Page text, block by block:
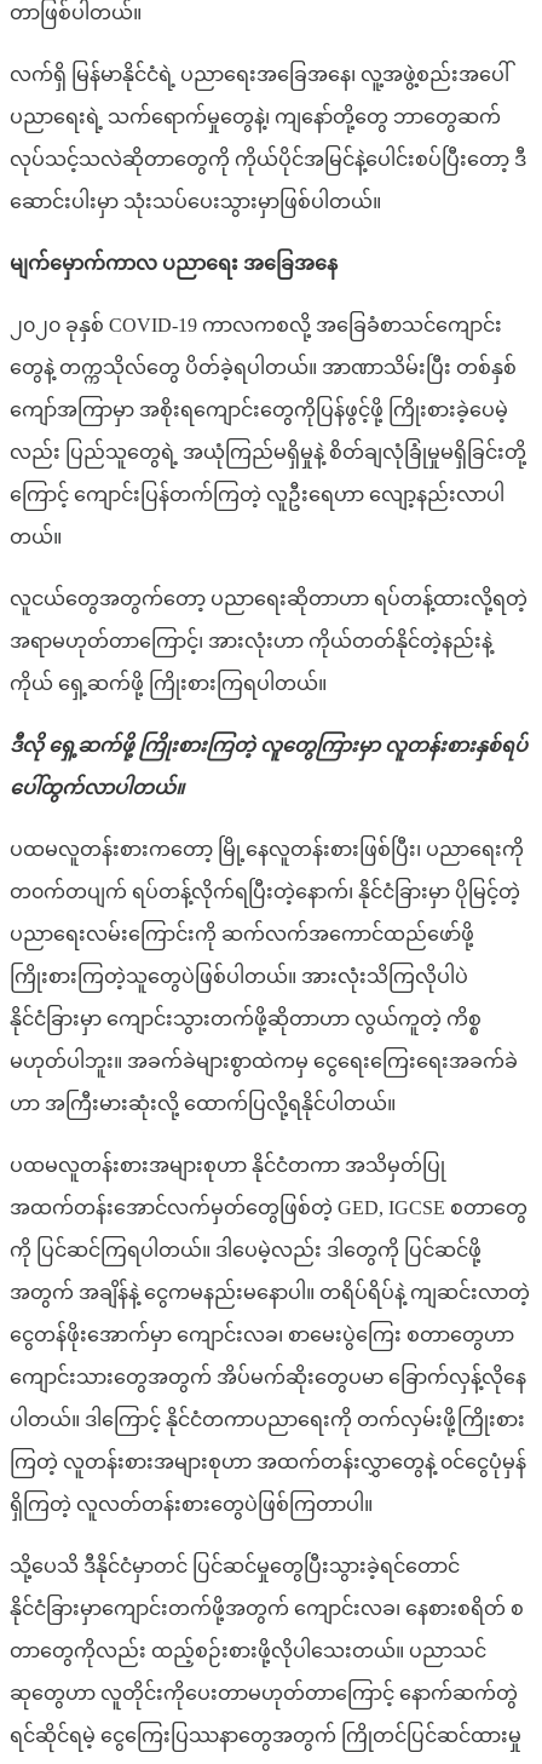
တာဖြစ်ပါတယ်။
လက်ရှိ မြန်မာနိုင်ငံရဲ့ ပညာရေးအခြေအနေ၊ လူ့အဖွဲ့စည်းအပေါ်
ပညာရေးရဲ့ သက်ရောက်မှုတွေနဲ့၊ ကျနော်တို့တွေ ဘာတွေဆက်
လုပ်သင့်သလဲဆိုတာတွေကို ကိုယ်ပိုင်အမြင်နဲ့ပေါင်းစပ်ပြီးတော့ ဒီ
ဆောင်းပါးမှာ သုံးသပ်ပေးသွားမှာဖြစ်ပါတယ်။
မျက်မှောက်ကာလ ပညာရေး အခြေအနေ
၂၀၂၀ ခုနှစ် COVID-19 ကာလကစလို့ အခြေခံစာသင်ကျောင်း
တွေနဲ့ တက္ကသိုလ်တွေ ပိတ်ခဲ့ရပါတယ်။ အာဏာသိမ်းပြီး တစ်နှစ်
ကျော်အကြာမှာ အစိုးရကျောင်းတွေကိုပြန်ဖွင့်ဖို့ ကြိုးစားခဲ့ပေမဲ့
လည်း ပြည်သူတွေရဲ့ အယုံကြည်မရှိမှုနဲ့ စိတ်ချလုံခြုံမှုမရှိခြင်းတို့
ကြောင့် ကျောင်းပြန်တက်ကြတဲ့ လူဦးရေဟာ လျော့နည်းလာပါ
တယ်။
လူငယ်တွေအတွက်တော့ ပညာရေးဆိုတာဟာ ရပ်တန့်ထားလို့ရတဲ့
အရာမဟုတ်တာကြောင့်၊ အားလုံးဟာ ကိုယ်တတ်နိုင်တဲ့နည်းနဲ့
ကိုယ် ရှေ့ဆက်ဖို့ ကြိုးစားကြရပါတယ်။
ဒီလို ရှေ့ဆက်ဖို့ ကြိုးစားကြတဲ့ လူတွေကြားမှာ လူတန်းစားနှစ်ရပ်
ပေါ်ထွက်လာပါတယ်။
ပထမလူတန်းစားကတော့ မြို့နေလူတန်းစားဖြစ်ပြီး၊ ပညာရေးကို
တ၀က်တပျက် ရပ်တန့်လိုက်ရပြီးတဲ့နောက်၊ နိုင်ငံခြားမှာ ပိုမြင့်တဲ့
ပညာရေးလမ်းကြောင်းကို ဆက်လက်အကောင်ထည်ဖော်ဖို့
ကြိုးစားကြတဲ့သူတွေပဲဖြစ်ပါတယ်။ အားလုံးသိကြလိုပါပဲ
နိုင်ငံခြားမှာ ကျောင်းသွားတက်ဖို့ဆိုတာဟာ လွယ်ကူတဲ့ ကိစ္စ
မဟုတ်ပါဘူး။ အခက်ခဲများစွာထဲကမှ ငွေရေးကြေးရေးအခက်ခဲ
ဟာ အကြီးမားဆုံးလို့ ထောက်ပြလို့ရနိုင်ပါတယ်။
ပထမလူတန်းစားအများစုဟာ နိုင်ငံတကာ အသိမှတ်ပြု
အထက်တန်းအောင်လက်မှတ်တွေဖြစ်တဲ့ GED, IGCSE စတာတွေ
ကို ပြင်ဆင်ကြရပါတယ်။ ဒါပေမဲ့လည်း ဒါတွေကို ပြင်ဆင်ဖို့
အတွက် အချိန်နဲ့ ငွေကမနည်းမနောပါ။ တရိပ်ရိပ်နဲ့ ကျဆင်းလာတဲ့
ငွေတန်ဖိုးအောက်မှာ ကျောင်းလခ၊ စာမေးပွဲကြေး စတာတွေဟာ
ကျောင်းသားတွေအတွက် အိပ်မက်ဆိုးတွေပမာ ခြောက်လှန့်လိုနေ
ပါတယ်။ ဒါကြောင့် နိုင်ငံတကာပညာရေးကို တက်လှမ်းဖို့ကြိုးစား
ကြတဲ့ လူတန်းစားအများစုဟာ အထက်တန်းလွှာတွေနဲ့ ၀င်ငွေပုံမှန်
ရှိကြတဲ့ လူလတ်တန်းစားတွေပဲဖြစ်ကြတာပါ။
သို့ပေသိ ဒီနိုင်ငံမှာ‌တင် ပြင်ဆင်မှုတွေပြီးသွားခဲ့ရင်တောင်
နိုင်ငံခြားမှာကျောင်းတက်ဖို့အတွက် ကျောင်းလခ၊ နေစားစရိတ် စ
တာတွေကိုလည်း ထည့်စဉ်းစားဖို့လိုပါသေးတယ်။ ပညာသင်
ဆု‌တွေဟာ လူတိုင်းကိုပေးတာမဟုတ်တာကြောင့် နောက်ဆက်တွဲ
ရင်ဆိုင်ရမဲ့ ငွေကြေးပြဿနာတွေအတွက် ကြိုတင်ပြင်ဆင်ထားမှု